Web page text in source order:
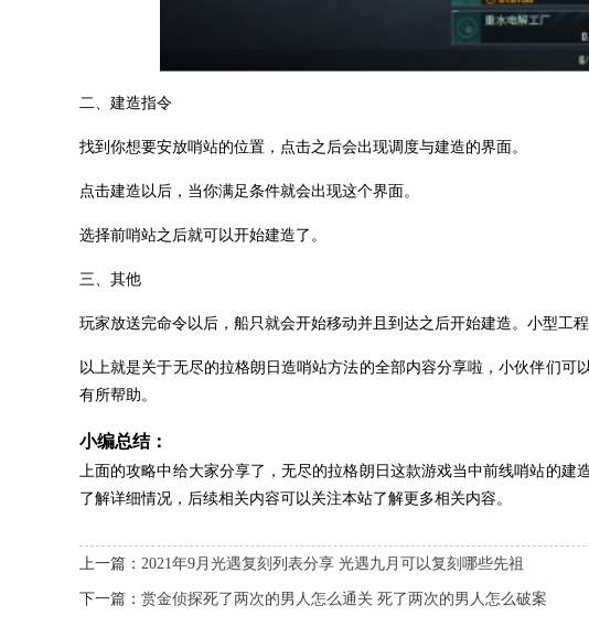
二、建造指令
找到你想要安放哨站的位置，点击之后会出现调度与建造的界面。
点击建造以后，当你满足条件就会出现这个界面。
选择前哨站之后就可以开始建造了。
三、其他
玩家放送完命令以后，船只就会开始移动并且到达之后开始建造。小型工
以上就是关于无尽的拉格朗日造哨站方法的全部内容分享啦，小伙伴们
有所帮助。
小编总结：
上面的攻略中给大家分享了，无尽的拉格朗日这款游戏当中前线哨站的
了解详细情况，后续相关内容可以关注本站了解更多相关内容。
上一篇： 2021年9月光遇复刻列表分享 光遇九月可以复刻哪些先祖
下一篇： 赏金侦探死了两次的男人怎么通关 死了两次的男人怎么破案